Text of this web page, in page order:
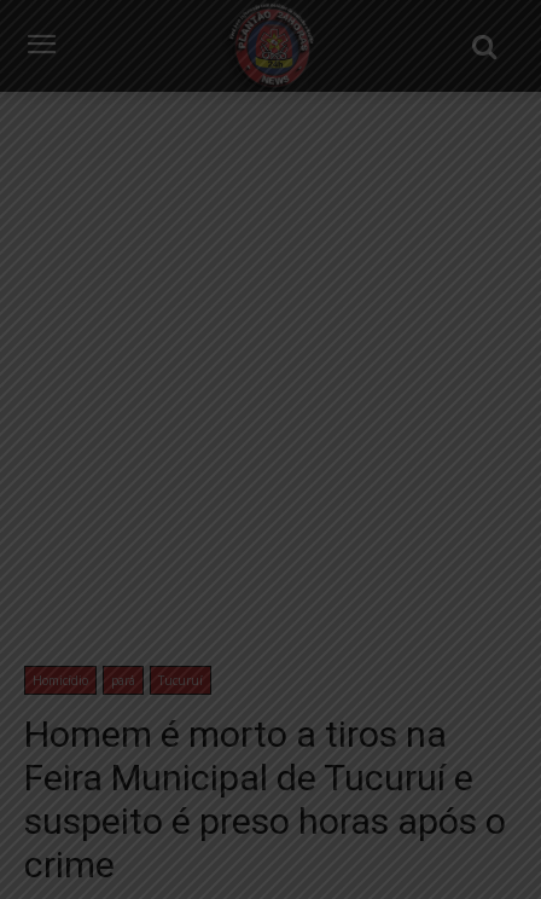
Homicídio pará Tucuruí
Homem é morto a tiros na
Feira Municipal de Tucuruí e
suspeito é preso horas após o
crime